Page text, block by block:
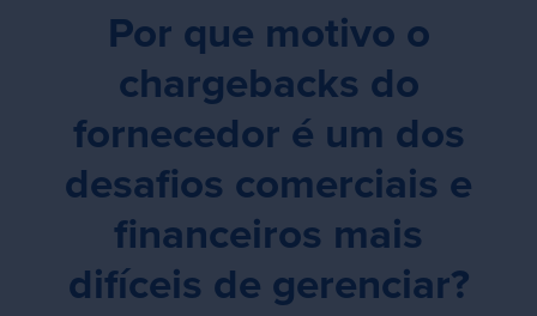
Por que motivo o
chargebacks do
fornecedor é um dos
desafios comerciais e
financeiros mais
difíceis de gerenciar?